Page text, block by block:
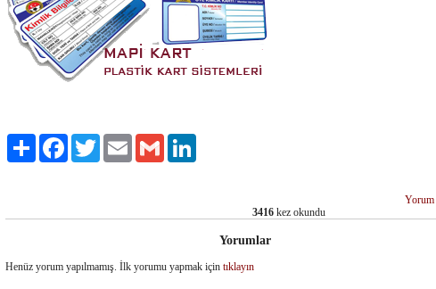
Paylaş FacebookTwitter Email Gmail
Yorum
3416kez okundu
Yorumlar
Henüz yorum yapılmamış. İlk yorumu yapmak için tıklayın